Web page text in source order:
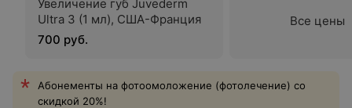
Увеличение губ Juvederm
Ultra 3 (1 мл), США-Франция
700 руб.
Все цены
Абонементы на фотоомоложение (фотолечение) со
скидкой 20%!